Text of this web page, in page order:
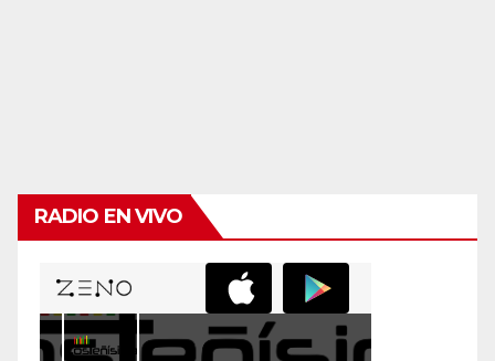
RADIO EN VIVO